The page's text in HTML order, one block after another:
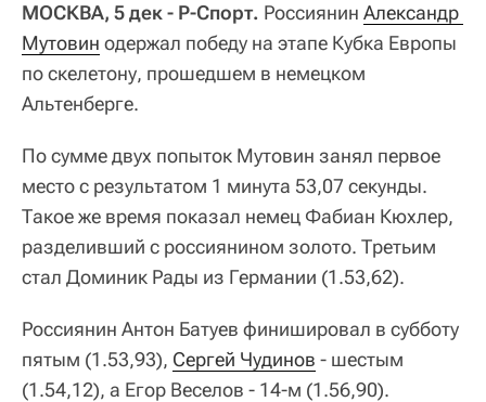
МОСКВА, 5 дек - Р-Спорт. Россиянин Александр
Мутовин одержал победу на этапе Кубка Европы
по скелетону, прошедшем в немецком
Альтенберге.
По сумме двух попыток Мутовин занял первое
место с результатом 1 минута 53,07 секунды.
Такое же время показал немец Фабиан Кюхлер,
разделивший с россиянином золото. Третьим
стал Доминик Рады из Германии (1.53,62).
Россиянин Антон Батуев финишировал в субботу
пятым (1.53,93), Сергей Чудинов - шестым
(1.54,12), а Егор Веселов - 14-м (1.56,90).